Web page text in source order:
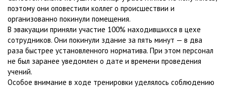
поэтому они оповестили коллег о происшествии и
организованно покинули помещения.
В эвакуации приняли участие 100% находившихся в цехе
сотрудников. Они покинули здание за пять минут — в два
раза быстрее установленного норматива. При этом персонал
не был заранее уведомлен о дате и времени проведения
учений.
Особое внимание в ходе тренировки уделялось соблюдению